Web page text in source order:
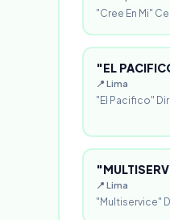
"Cree En Mi"
"EL
📍 Lima
"El Pacifico"
📍 Lima
"Multiservice"